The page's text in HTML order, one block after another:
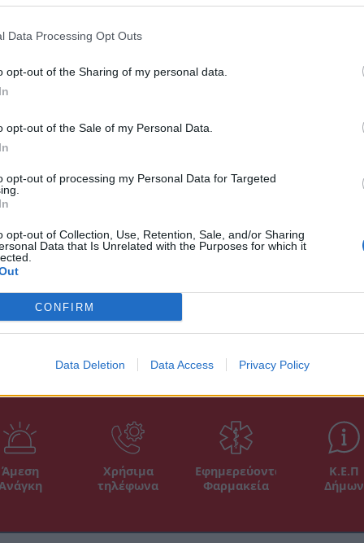
Data Processing Opt Outs
opt-out of the Sharing of my personal data.
opt-out of the Sale of my Personal Data.
opt-out of processing my Personal Data for Targeted
opt-out of Collection, Use, Retention, Sale, and/or Sharing
Data that Is Unrelated with the Purposes for which it
CONFIRM
Data Deletion Data Access Privacy Policy
επιχειρήσεις και 9.275 συνεχίζουν
Σταδίου είναι ο δρόμος που έχει
καταστημάτων να φθάνει το 42%.
παρουσιάζει και ο Πειραιάς, αφού 27,3%
είναι κλειστά.
Άμεση
Χρήσιμα
τηλέφωνα
Εφημερεύοντα
Φαρμακεία
Κ.Ε.Π
Δήμων